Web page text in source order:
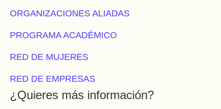
ORGANIZACIONES ALIADAS
PROGRAMA ACADÉMICO
RED DE MUJERES
RED DE EMPRESAS
¿Quieres más información?